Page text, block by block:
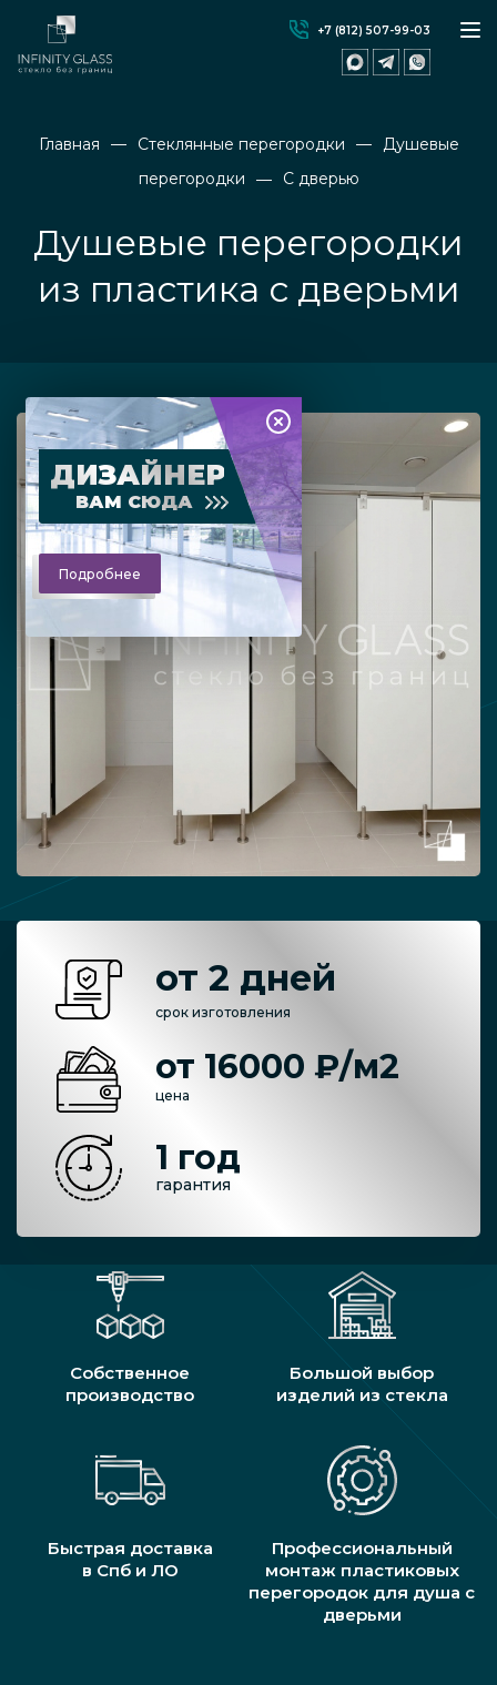
+7 (812) 507-99-03
Главная Стеклянные перегородки
Душевые
перегородки
С дверью
Душевые перегородки
из пластика с дверьми
ДИЗАЙНЕР
ВАМ СЮДА
Подробнее
от 2 дней
срок изготовления
от 16000 ₽/м2
цена
1 год
гарантия
Собственное
производство
Большой выбор
изделий из стекла
Быстрая доставка
в Спб и ЛО
Профессиональный
монтаж пластиковых
перегородок для душа с
дверьми